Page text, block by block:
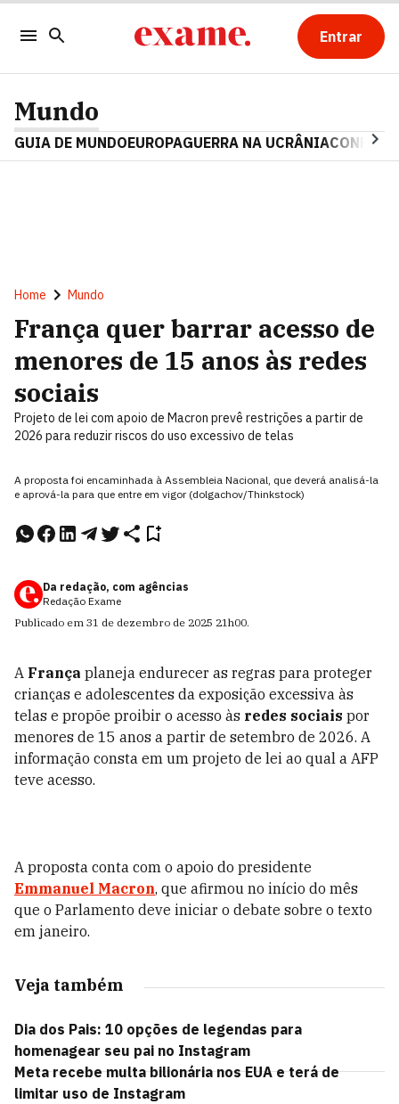
Entrar
Mundo
GUIA DE MUNDOEUROPAGUERRA NA UCRÂNIA
Home Mundo
França quer barrar acesso de
menores de 15 anos às redes
sociais
Projeto de lei com apoio de Macron prevê restrições a partir de
2026 para reduzir riscos do uso excessivo de telas
A proposta foi encaminhada à Assembleia Nacional, que deverá analisá-la
e aprová-la para que entre em vigor (dolgachov/Thinkstock)
Da redação, com agências
Redação Exame
Publicado em 31 de dezembro de 2025 21h00.
A França planeja endurecer as regras para proteger
crianças e adolescentes da exposição excessiva às
telas e propõe proibir o acesso às redes sociais por
menores de 15 anos a partir de setembro de 2026. A
informação consta em um projeto de lei ao qual a AFP
teve acesso.
A proposta conta com o apoio do presidente
Emmanuel Macron, que afirmou no início do mês
que o Parlamento deve iniciar o debate sobre o texto
em janeiro.
Veja também
Dia dos Pais: 10 opções de legendas para
homenagear seu pai no Instagram
Meta recebe multa bilionária nos EUA e terá de
limitar uso de Instagram